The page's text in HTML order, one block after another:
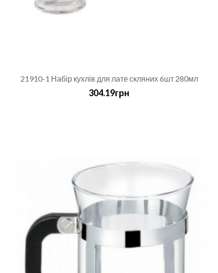
21910-1 Набір кухлів для лате скляних 6шт 280мл
304.19грн